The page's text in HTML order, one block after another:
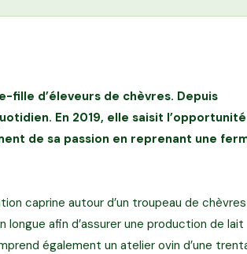
d’éleveurs de chèvres. Depuis
En 2019, elle saisit
de sa passion en reprenant une
caprine autour d’un troupeau de
afin d’assurer une production de lait
également un atelier ovin d’une